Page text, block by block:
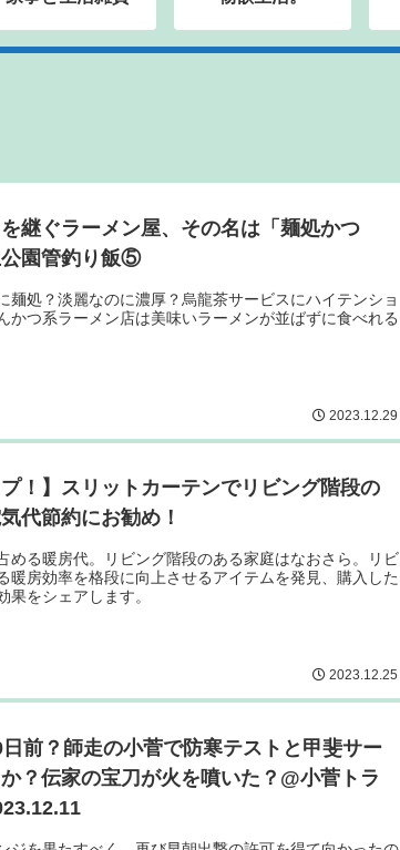
継ぐラーメン屋、その名は「麺処かつ
園管釣り飯⑤
麺処？淡麗なのに濃厚？烏龍茶サービスにハイテンショ
かつ系ラーメン店は美味いラーメンが並ばずに食べれる
2023.12.29
プ！】スリットカーテンでリビング階段の
代節約にお勧め！
める暖房代。リビング階段のある家庭はなおさら。リビ
暖房効率を格段に向上させるアイテムを発見、購入した
果をシェアします。
2023.12.25
前？師走の小菅で防寒テストと甲斐サー
？伝家の宝刀が火を噴いた？@小菅トラ